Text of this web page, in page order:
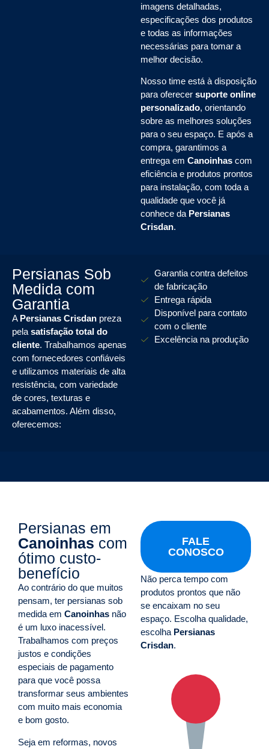
imagens detalhadas,
especificações dos produtos
e todas as informações
necessárias para tomar a
melhor decisão.
Nosso time está à disposição
para oferecer suporte online
personalizado, orientando
sobre as melhores soluções
para o seu espaço. E após a
compra, garantimos a
entrega em Canoinhas com
eficiência e produtos prontos
para instalação, com toda a
qualidade que você já
conhece da Persianas
Crisdan.
Persianas Sob
Medida com
Garantia
A Persianas Crisdan preza
pela satisfação total do
cliente. Trabalhamos apenas
com fornecedores confiáveis
e utilizamos materiais de alta
resistência, com variedade
de cores, texturas e
acabamentos. Além disso,
oferecemos:
Garantia contra defeitos
de fabricação
Entrega rápida
Disponível para contato
com o cliente
Excelência na produção
Persianas em
Canoinhas com
ótimo custo-
benefício
Ao contrário do que muitos
pensam, ter persianas sob
medida em Canoinhas não
é um luxo inacessível.
Trabalhamos com preços
justos e condições
especiais de pagamento
para que você possa
transformar seus ambientes
com muito mais economia
e bom gosto.
Seja em reformas, novos
FALE
CONOSCO
Não perca tempo com
produtos prontos que não
se encaixam no seu
espaço. Escolha qualidade,
escolha Persianas
Crisdan.